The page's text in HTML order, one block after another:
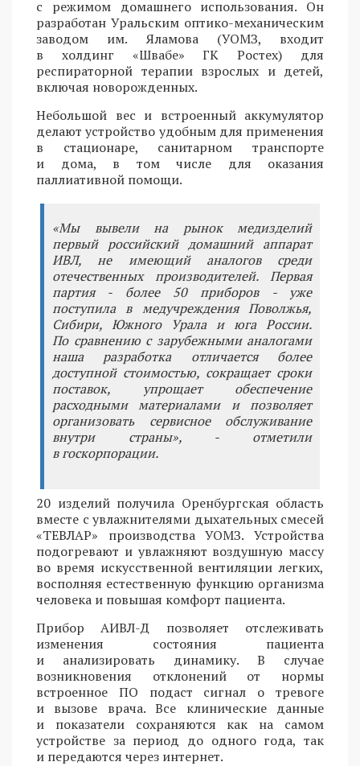
с режимом домашнего использования. Он
разработан Уральским оптико-механическим
заводом им. Яламова (УОМЗ, входит
в холдинг «Швабе» ГК Ростех) для
респираторной терапии взрослых и детей,
включая новорожденных.
Небольшой вес и встроенный аккумулятор
делают устройство удобным для применения
в стационаре, санитарном транспорте
и дома, в том числе для оказания
паллиативной помощи.
«Мы вывели на рынок медизделий
первый российский домашний аппарат
ИВЛ, не имеющий аналогов среди
отечественных производителей. Первая
партия - более 50 приборов - уже
поступила в медучреждения Поволжья,
Сибири, Южного Урала и юга России.
По сравнению с зарубежными аналогами
наша разработка отличается более
доступной стоимостью, сокращает сроки
поставок, упрощает обеспечение
расходными материалами и позволяет
организовать сервисное обслуживание
внутри страны», - отметили
в госкорпорации.
20 изделий получила Оренбургская область
вместе с увлажнителями дыхательных смесей
«ТЕВЛАР» производства УОМЗ. Устройства
подогревают и увлажняют воздушную массу
во время искусственной вентиляции легких,
восполняя естественную функцию организма
человека и повышая комфорт пациента.
Прибор АИВЛ-Д позволяет отслеживать
изменения состояния пациента
и анализировать динамику. В случае
возникновения отклонений от нормы
встроенное ПО подаст сигнал о тревоге
и вызове врача. Все клинические данные
и показатели сохраняются как на самом
устройстве за период до одного года, так
и передаются через интернет.